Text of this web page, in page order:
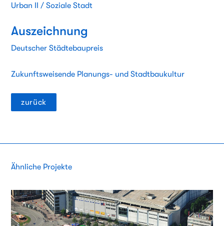
Urban II / Soziale Stadt
Auszeichnung
Deutscher Städtebaupreis
Zukunftsweisende Planungs- und Stadtbaukultur
zurück
Ähnliche Projekte